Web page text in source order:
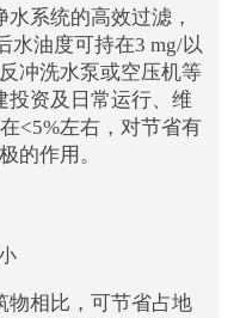
系统的高效过滤，
水油度可持在3 mg/以
冲洗水泵或空压机等
投资及日常运行、维
<5%左右，对节省有
的作用。
物相比，可节省占地